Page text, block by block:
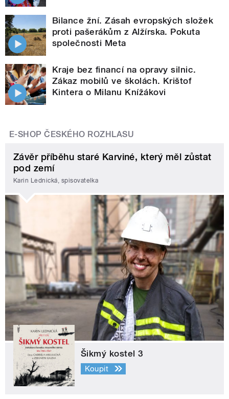
Bilance žní. Zásah evropských složek
proti pašerákům z Alžírska. Pokuta
společnosti Meta
Kraje bez financí na opravy silnic.
Zákaz mobilů ve školách. Krištof
Kintera o Milanu Knížákovi
E-SHOP ČESKÉHO ROZHLASU
Závěr příběhu staré Karviné, který měl zůstat
pod zemí
Karin Lednická, spisovatelka
Šikmý kostel 3
Koupit